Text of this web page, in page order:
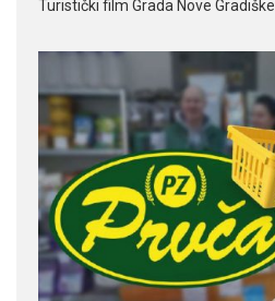
Turistički film Grada Nove Gradiške